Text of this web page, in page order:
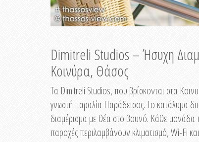
Dimitreli Studios – Ήσυχη
Κοινύρα, Θάσος
Τα Dimitreli Studios, που βρίσκονται στα
γνωστή παραλία Παράδεισος. Το κατάλυμα
διαμέρισμα με θέα στο βουνό. Κάθε μονάδα
παροχές περιλαμβάνουν κλιματισμό, Wi-Fi